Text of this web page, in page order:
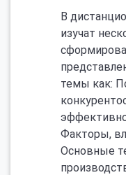
В
изучат
темы как:
Факторы,
Основные